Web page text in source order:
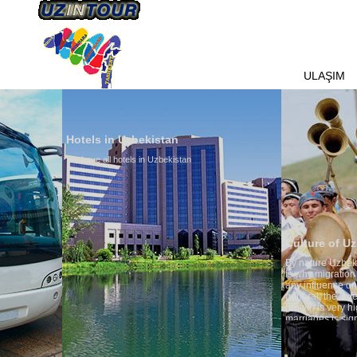
ULAŞIM
Hotels in Uzbekistan
We have all hotels in Uzbekistan
Culture of Uzbekistan
By nature Uzbeks prefer a
is why migration and
any influence on population
general, the level of the
growth is very high. In the
marriages is significantly high
percentage of divorce cases
in the world. According to
family is regarded as